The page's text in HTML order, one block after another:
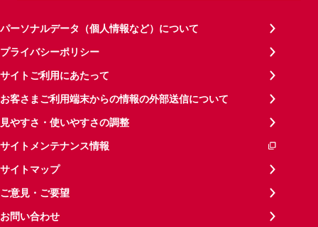
パーソナルデータ（個人情報など）について
プライバシーポリシー
サイトご利用にあたって
お客さまご利用端末からの情報の外部送信について
見やすさ・使いやすさの調整
サイトメンテナンス情報
サイトマップ
ご意見・ご要望
お問い合わせ